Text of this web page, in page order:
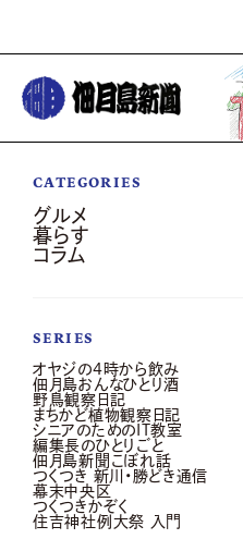
CATEGORIES
グルメ
暮らす
コラム
SERIES
オヤジの4時から飲み
佃月島おんなひとり酒
野鳥観察日記
まちかど植物観察日記
シニアのためのIT教室
編集長のひとりごと
佃月島新聞こぼれ話
つくつき 新川・勝どき通信
幕末中央区
つくつきかぞく
住吉神社例大祭 入門